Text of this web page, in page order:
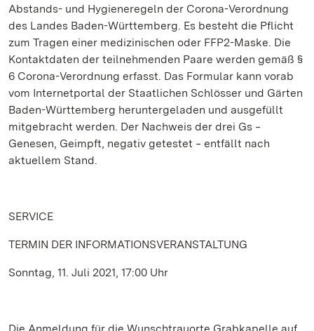
Abstands- und Hygieneregeln der Corona-Verordnung
des Landes Baden-Württemberg. Es besteht die Pflicht
zum Tragen einer medizinischen oder FFP2-Maske. Die
Kontaktdaten der teilnehmenden Paare werden gemäß §
6 Corona-Verordnung erfasst. Das Formular kann vorab
vom Internetportal der Staatlichen Schlösser und Gärten
Baden-Württemberg heruntergeladen und ausgefüllt
mitgebracht werden. Der Nachweis der drei Gs ‒
Genesen, Geimpft, negativ getestet ‒ entfällt nach
aktuellem Stand.
SERVICE
TERMIN DER INFORMATIONSVERANSTALTUNG
Sonntag, 11. Juli 2021, 17:00 Uhr